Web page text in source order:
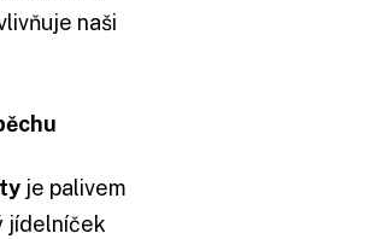
naši
je palivem
jídelníček